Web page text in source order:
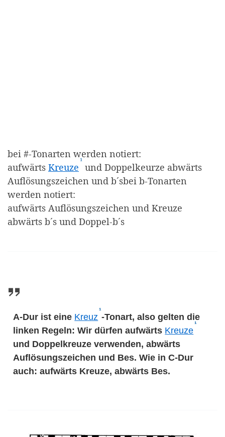
bei #-Tonarten werden notiert:
aufwärts Kreuze (Affiliate-Link)
¹ und Doppelkeurze abwärts
Auflösungszeichen und b´sbei b-Tonarten
werden notiert:
aufwärts Auflösungszeichen und Kreuze
abwärts b´s und Doppel-b´s
A-Dur ist eine Kreuz (Affiliate-Link)
¹
-Tonart, also gelten die
linken Regeln: Wir dürfen aufwärts Kreuze
¹
und Doppelkreuze verwenden, abwärts
Auflösungszeichen und Bes. Wie in C-Dur
auch: aufwärts Kreuze, abwärts Bes.